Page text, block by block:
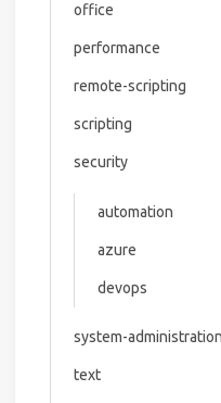
office
performance
remote-scripting
scripting
security
automation
azure
devops
system-administration
text